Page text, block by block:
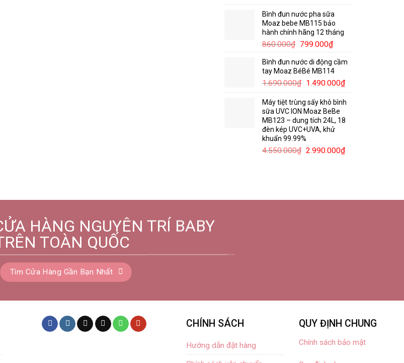
Bình đun nước pha sữa
Moaz bebe MB115 bảo
hành chính hãng 12 tháng
860.000₫ 799.000₫
Bình đun nước di động cầm
tay Moaz BéBé MB114
1.690.000₫ 1.490.000₫
Máy tiệt trùng sấy khô bình
sữa UVC ION Moaz BeBe
MB123 – dung tích 24L, 18
đèn kép UVC+UVA, khử
khuẩn 99.99%
4.550.000₫ 2.990.000₫
HÀNG NGUYÊN TRÍ BABY
TOÀN QUỐC
Tìm Cửa Hàng Gần Bạn Nhất
CHÍNH SÁCH
Hướng dẫn đặt hàng
QUY ĐỊNH CHUNG
Chính sách bảo mật